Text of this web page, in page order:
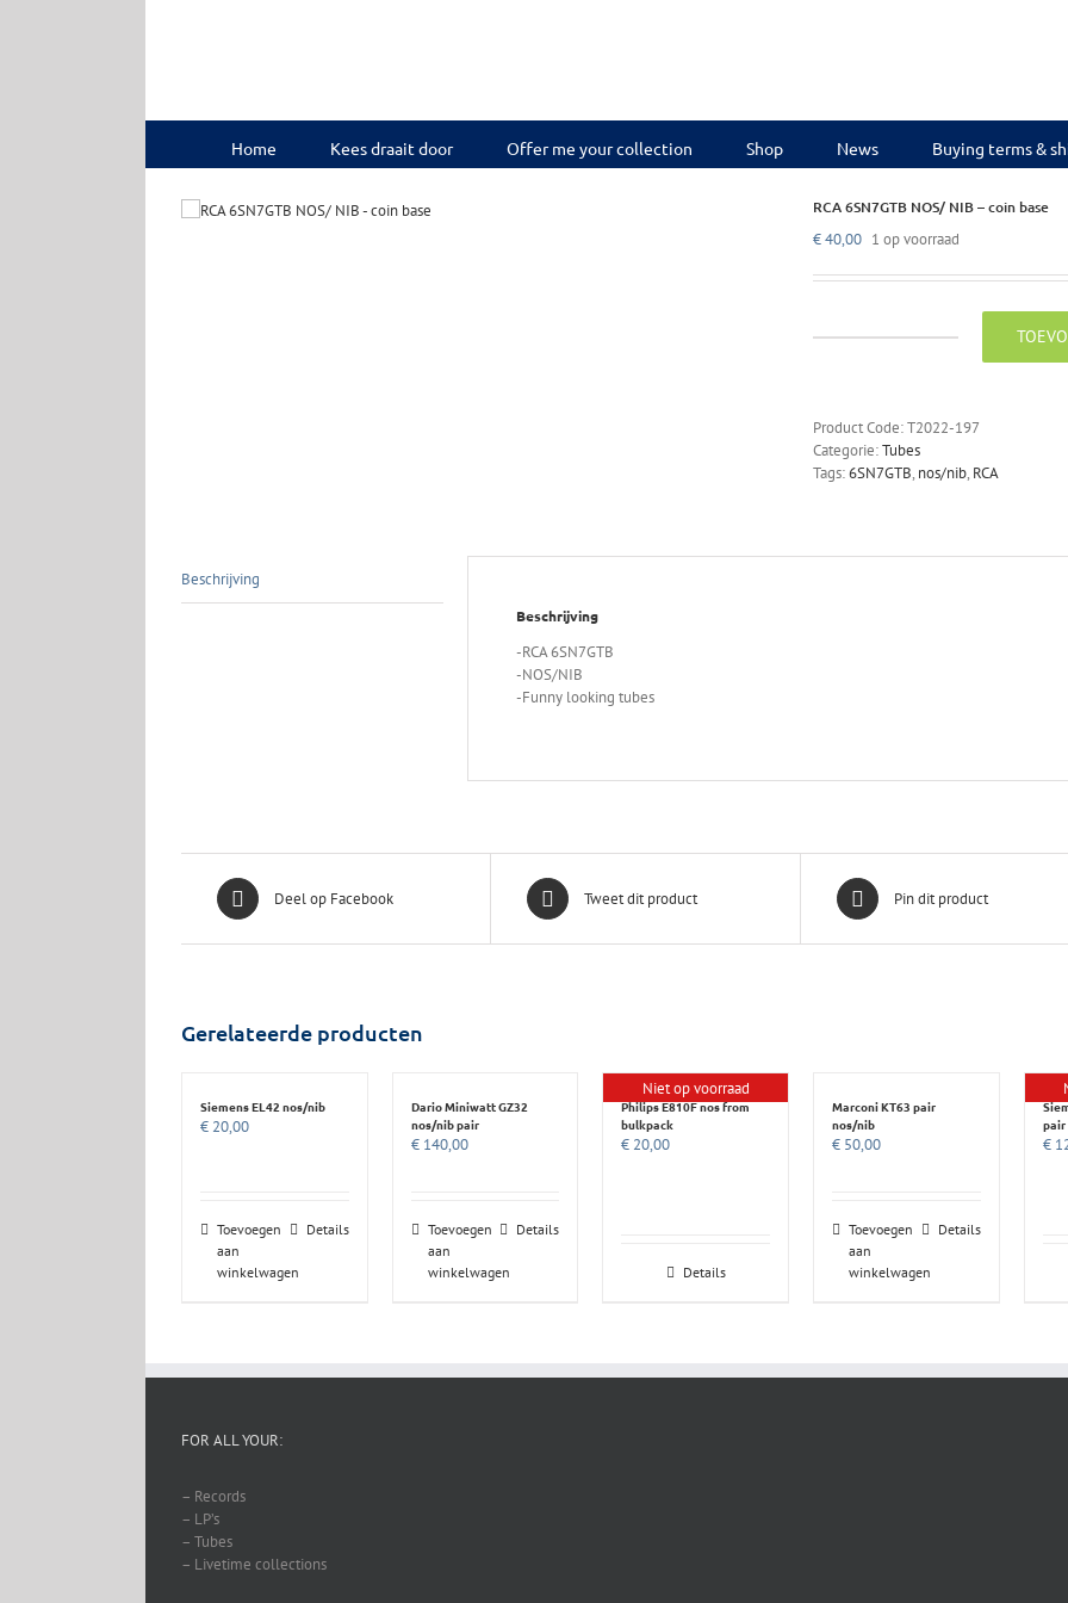
Home Kees draait door Offer me your collection Shop News Buying terms &
RCA 6SN7GTB NOS/ NIB – coin base
€40,00 1 op voorraad
-
coin
base
Product Code:T2022-197
Categorie:Tubes
Tags:6SN7GTB, nos/nib, RCA
Beschrijving
Beschrijving
-RCA 6SN7GTB
-NOS/NIB
-Funny looking tubes
Deel op Facebook Tweet dit product Pin dit product
Gerelateerde producten
Siemens EL42 nos/nib
€ 20,00
Toevoegen
aan
winkelwagen
Details
Dario Miniwatt GZ32
nos/nib pair
€140,00
Toevoegen
aan
winkelwagen
Details
Niet op voorraad
Philips E810F nos from
bulkpack
€ 20,00
Details
Marconi KT63 pair
nos/nib
€50,00
Toevoegen
aan
winkelwagen
Details
pair
€
FOR ALL YOUR:
– Records
– LP’s
– Tubes
– Livetime collections